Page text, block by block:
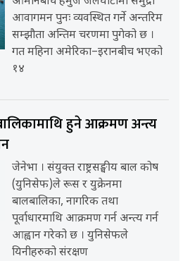
आवागमन पुनः व्यवस्थित गर्ने अन्तरिम
सम्झौता अन्तिम चरणमा पुगेको छ ।
गत महिना अमेरिका–इरानबीच भएको
१४
हुने आक्रमण अन्त्य
जेनेभा । संयुक्त राष्ट्रसङ्घीय बाल कोष
(युनिसेफ)ले रूस र युक्रेनमा
बालबालिका, नागरिक तथा
पूर्वाधारमाथि आक्रमण गर्न अन्त्य गर्न
आह्वान गरेको छ । युनिसेफले
यिनीहरुको संरक्षण